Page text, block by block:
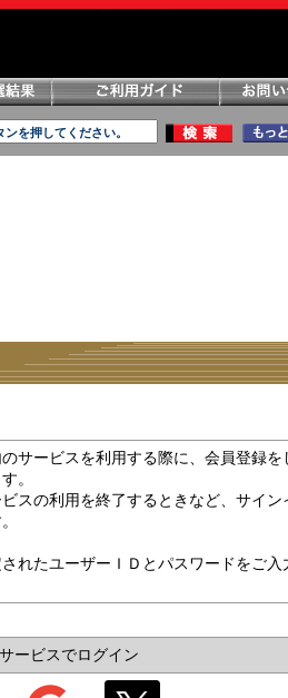
サービスを利用する際に、会員登録
。
スの利用を終了するときなど、サイ
れたユーザーＩＤとパスワードをご
ービスでログイン